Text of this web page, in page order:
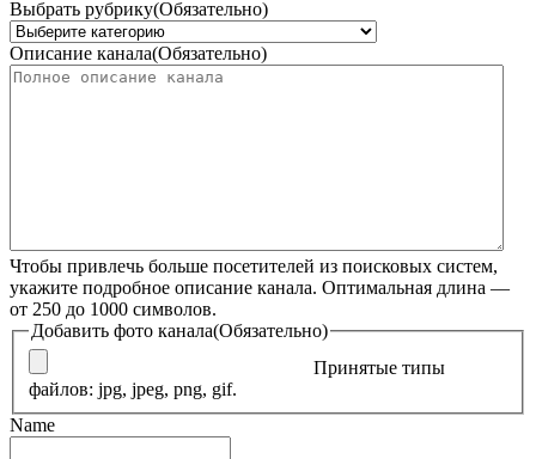
Выбрать рубрику(Обязательно)
Описание канала(Обязательно)
Чтобы привлечь больше посетителей из поисковых систем,
укажите подробное описание канала. Оптимальная длина —
от 250 до 1000 символов.
Добавить фото канала(Обязательно)
Принятые типы
файлов: jpg, jpeg, png, gif.
Name